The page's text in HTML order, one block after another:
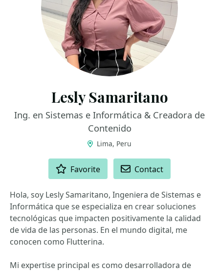
Lesly Samaritano
Ing. en Sistemas e Informática & Creadora de
Contenido
Lima, Peru
Favorite Contact
Hola, soy Lesly Samaritano, Ingeniera de Sistemas e
Informática que se especializa en crear soluciones
tecnológicas que impacten positivamente la calidad
de vida de las personas. En el mundo digital, me
conocen como Flutterina.
Mi expertise principal es como desarrolladora de